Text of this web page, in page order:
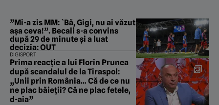
”Mi-a zis MM: `Bă, Gigi, nu ai văzut
așa ceva!”. Becali s-a convins
după 29 de minute și a luat
decizia: OUT
DIGISPORT
Prima reacție a lui Florin Prunea
după scandalul de la Tiraspol:
„Unii prin România… Că de ce nu
ne plac băieții? Că ne plac fetele,
d-aia”